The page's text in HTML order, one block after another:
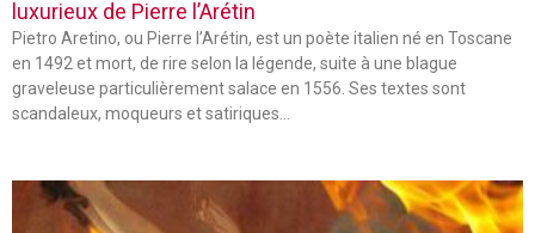
luxurieux de Pierre l’Arétin
Pietro Aretino, ou Pierre l’Arétin, est un poète italien né en Toscane
en 1492 et mort, de rire selon la légende, suite à une blague
graveleuse particulièrement salace en 1556. Ses textes sont
scandaleux, moqueurs et satiriques…